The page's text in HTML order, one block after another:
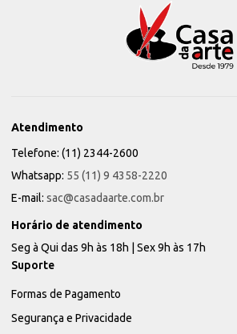
Atendimento
Telefone: (11) 2344-2600
Whatsapp: 55 (11) 9 4358-2220
E-mail: sac@casadaarte.com.br
Horário de atendimento
Seg à Qui das 9h às 18h | Sex 9h às 17h
Suporte
Formas de Pagamento
Segurança e Privacidade